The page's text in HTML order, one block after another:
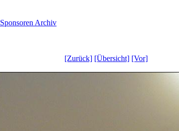
Sponsoren Archiv
[Zurück] [Übersicht] [Vor]